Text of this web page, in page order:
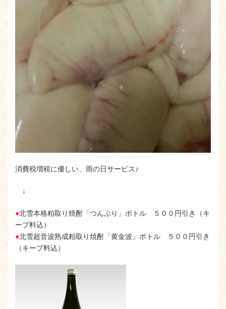
消費税増税に優しい、雨の日サービス♪
↓
●北雪本格粕取り焼酎「つんぶり」ボトル ５００円引き（キ
ープ料込）
●北雪超音波熟成粕取り焼酎「黄金波」ボトル ５００円引き
（キープ料込）